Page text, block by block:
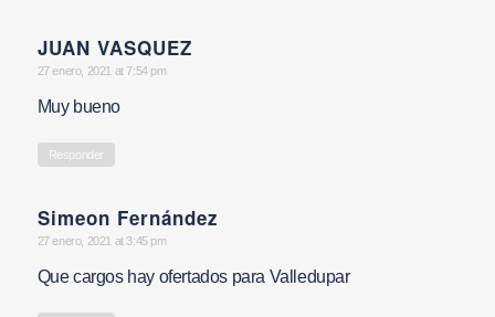
JUAN VASQUEZ
says:
27 enero, 2021 at 7:54 pm
Muy bueno
Responder
Simeon Fernández
says:
27 enero, 2021 at 3:45 pm
Que cargos hay ofertados para Valledupar